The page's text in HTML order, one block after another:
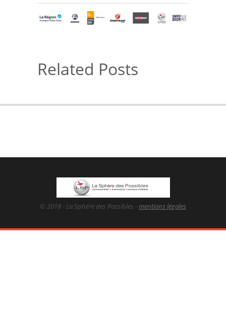
Related Posts
© 2018 - La Sphère des Possibles -mentions légales